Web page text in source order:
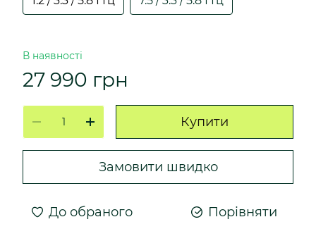
В наявності
27 990 грн
Купити
Замовити швидко
До обраного Порівняти